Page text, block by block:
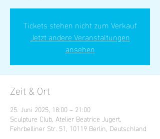
Tickets stehen nicht zum Verkauf
Jetzt andere Veranstaltungen
ansehen
Zeit & Ort
25. Juni 2025, 18:00 – 21:00
Sculpture Club, Atelier Beatrice Jugert,
Fehrbelliner Str. 51, 10119 Berlin, Deutschland